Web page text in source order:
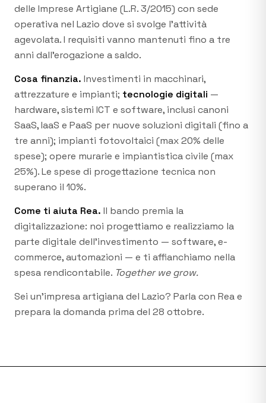
delle Imprese Artigiane (L.R. 3/2015) con sede
operativa nel Lazio dove si svolge l’attività
agevolata. I requisiti vanno mantenuti fino a tre
anni dall’erogazione a saldo.
Cosa finanzia. Investimenti in macchinari,
attrezzature e impianti; tecnologie digitali —
hardware, sistemi ICT e software, inclusi canoni
SaaS, IaaS e PaaS per nuove soluzioni digitali (fino a
tre anni); impianti fotovoltaici (max 20% delle
spese); opere murarie e impiantistica civile (max
25%). Le spese di progettazione tecnica non
superano il 10%.
Come ti aiuta Rea. Il bando premia la
digitalizzazione: noi progettiamo e realizziamo la
parte digitale dell’investimento — software, e-
commerce, automazioni — e ti affianchiamo nella
spesa rendicontabile. Together we grow.
Sei un'impresa artigiana del Lazio? Parla con Rea e
prepara la domanda prima del 28 ottobre.